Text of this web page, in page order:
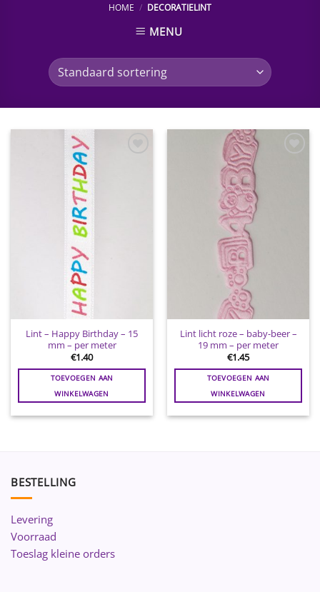
HOME / DECORATIELINT
MENU
Lint – Happy Birthday – 15
mm – per meter
€1.40
TOEVOEGEN AAN
WINKELWAGEN
Lint licht roze – baby-beer –
19 mm – per meter
€1.45
TOEVOEGEN AAN
WINKELWAGEN
BESTELLING
Levering
Voorraad
Toeslag kleine orders